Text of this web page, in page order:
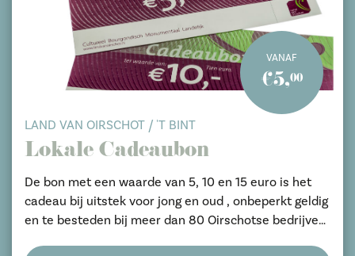
VANAF
€5,00
LAND VAN OIRSCHOT / 'T BINT
Lokale Cadeaubon
De bon met een waarde van 5, 10 en 15 euro is het
cadeau bij uitstek voor jong en oud , onbeperkt geldig
en te besteden bij meer dan 80 Oirschotse bedrijven